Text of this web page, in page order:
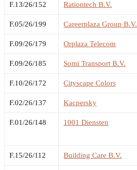
F.13/26/152 Rationtech B.V.
F.05/26/199 Careerplaza Group B.V.
F.09/26/179 Orplaza Telecom
F.09/26/185 Somi Transport B.V.
F.10/26/172 Cityscape Colors
F.02/26/137 Kacpersky
F.01/26/148 1001 Diensten
F.15/26/112 Building Care B.V.